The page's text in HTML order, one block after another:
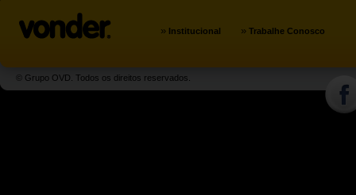
» Institucional » Trabalhe Conosco
© Grupo OVD. Todos os direitos reservados.